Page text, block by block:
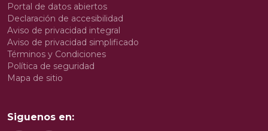
Portal de datos abiertos
Declaración de accesibilidad
Aviso de privacidad integral
Aviso de privacidad simplificado
Términos y Condiciones
Política de seguridad
Mapa de sitio
Siguenos en: